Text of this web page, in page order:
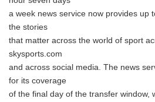
a week news service now provides up
the stories
that matter across the world of sport
skysports.com
and across social media. The news
for its coverage
of the final day of the transfer window,